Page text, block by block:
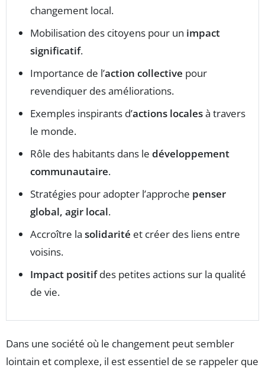
changement local.
Mobilisation des citoyens pour un impact
significatif.
Importance de l’action collective pour
revendiquer des améliorations.
Exemples inspirants d’actions localesà travers
le monde.
Rôle des habitants dans le développement
communautaire.
Stratégies pour adopter l’approche penser
global, agir local.
Accroître la solidarité et créer des liens entre
voisins.
Impact positifdes petites actions sur la qualité
de vie.
Dans une société où le changement peut sembler
lointain et complexe, il est essentiel de se rappeler que